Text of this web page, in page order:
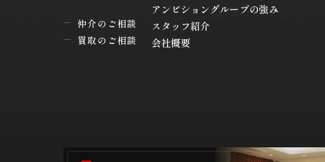
仲介のご相談
買取のご相談
アンビショングループの強み
スタッフ紹介
会社概要